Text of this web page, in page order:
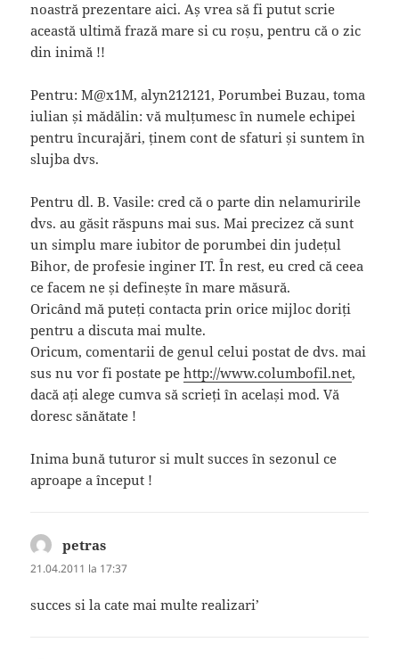
noastră prezentare aici. Aș vrea să fi putut scrie
această ultimă frază mare si cu roșu, pentru că o zic
din inimă !!
Pentru: M@x1M, alyn212121, Porumbei Buzau, toma
iulian și mădălin: vă mulțumesc în numele echipei
pentru încurajări, ținem cont de sfaturi și suntem în
slujba dvs.
Pentru dl. B. Vasile: cred că o parte din nelamuririle
dvs. au găsit răspuns mai sus. Mai precizez că sunt
un simplu mare iubitor de porumbei din județul
Bihor, de profesie inginer IT. În rest, eu cred că ceea
ce facem ne și definește în mare măsură.
Oricând mă puteți contacta prin orice mijloc doriți
pentru a discuta mai multe.
Oricum, comentarii de genul celui postat de dvs. mai
sus nu vor fi postate pehttp://www.columbofil.net,
dacă ați alege cumva să scrieți în același mod. Vă
doresc sănătate !
Inima bună tuturor si mult succes în sezonul ce
aproape a început !
petras
21.04.2011 la 17:37
succes si la cate mai multe realizari’